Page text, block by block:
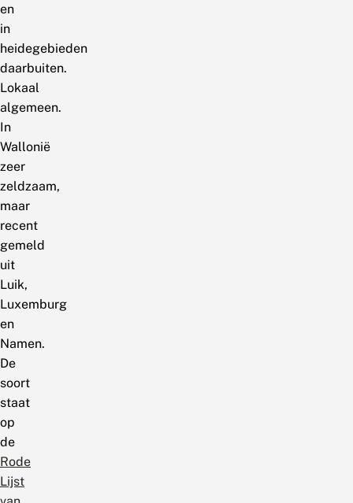
en
in
heidegebieden
daarbuiten.
Lokaal
algemeen.
In
Wallonië
zeer
zeldzaam,
maar
recent
gemeld
uit
Luik,
Luxemburg
en
Namen.
De
soort
staat
op
de
Rode
Lijst